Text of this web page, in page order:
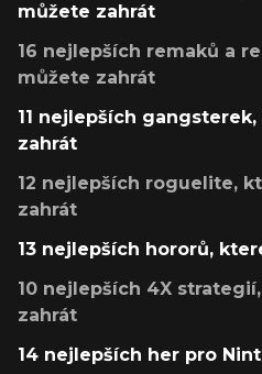
můžete zahrát
16 nejlepších remaků a
můžete zahrát
11 nejlepších
zahrát
12 nejlepších roguelite,
zahrát
13 nejlepších hororů,
10 nejlepších 4X
zahrát
14 nejlepších her pro